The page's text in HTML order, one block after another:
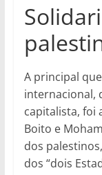
A principal
internacional,
capitalista, foi
Boito e
dos
dos “dois